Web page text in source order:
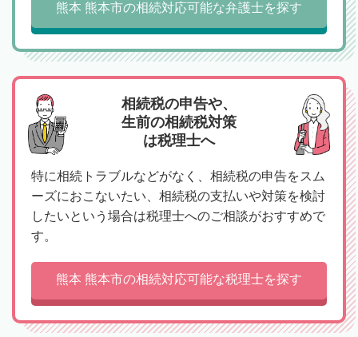
熊本 熊本市の相続対応可能な弁護士を探す
相続税の申告や、
生前の相続税対策
は税理士へ
特に相続トラブルなどがなく、相続税の申告をスム
ーズにおこないたい、相続税の支払いや対策を検討
したいという場合は税理士へのご相談がおすすめで
す。
熊本 熊本市の相続対応可能な税理士を探す